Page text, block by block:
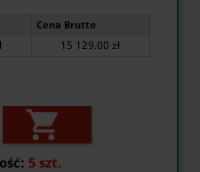
Cena Brutto
15 129.00 zł

5 szt.